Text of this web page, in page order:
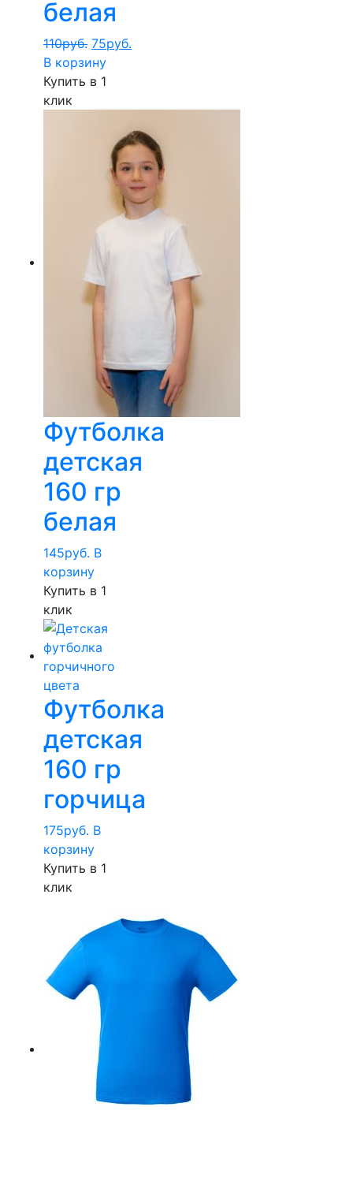
белая
110руб. 75руб.
В корзину
Купить в 1
клик
Футболка
детская
160 гр
белая
145руб. В
корзину
Купить в 1
клик
Футболка
детская
160 гр
горчица
175руб. В
корзину
Купить в 1
клик